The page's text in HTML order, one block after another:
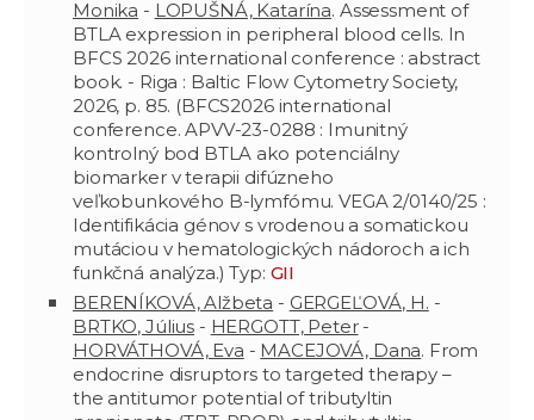
Monika - LOPUŠNÁ, Katarína. Assessment of
BTLA expression in peripheral blood cells. In
BFCS 2026 international conference : abstract
book. - Riga : Baltic Flow Cytometry Society,
2026, p. 85. (BFCS2026 international
conference. APVV-23-0288 : Imunitný
kontrolný bod BTLA ako potenciálny
biomarker v terapii difúzneho
veľkobunkového B-lymfómu. VEGA 2/0140/25 :
Identifikácia génov s vrodenou a somatickou
mutáciou v hematologických nádoroch a ich
funkčná analýza.) Typ: GII
BERENÍKOVÁ, Alžbeta - GERGEĽOVÁ, H. -
BRTKO, Július - HERGOTT, Peter-
HORVÁTHOVÁ, Eva - MACEJOVÁ, Dana. From
endocrine disruptors to targeted therapy –
the antitumor potential of tributyltin